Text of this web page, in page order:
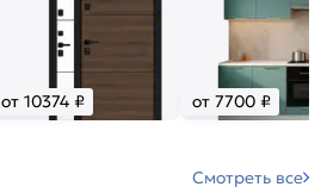
от 10374 ₽ от 7700 ₽
Смотреть все